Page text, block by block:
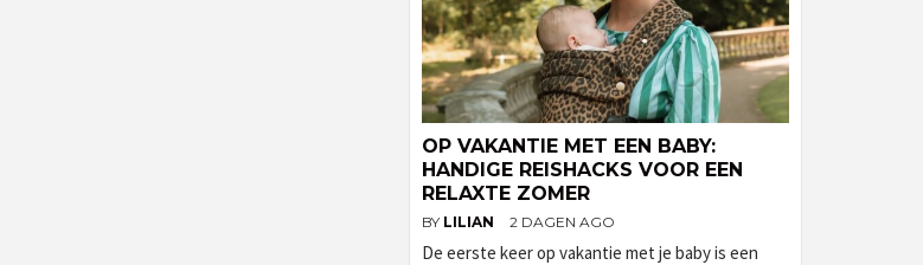
OP VAKANTIE MET EEN BABY:
HANDIGE REISHACKS VOOR EEN
RELAXTE ZOMER
BY LILIAN 2 DAGEN AGO
De eerste keer op vakantie met je baby is een